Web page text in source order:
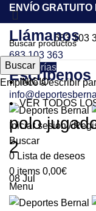
ENVÍO
683 103
Llámanos
683 103 363
Escríbenos
Iniciar sesión /
Buscar
0Lista de deseos
0 items 0,00€
Menu
Categorías
INICIO
VER TODOS
polo
2
08 Jul
Buscar
Empiece a escribir